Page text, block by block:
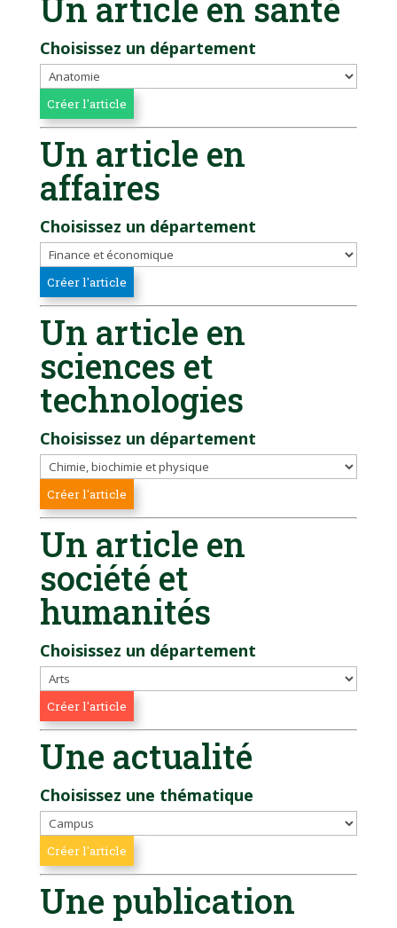
Un article en santé
Choisissez un département
Un article en
affaires
Choisissez un département
Un article en
sciences et
technologies
Choisissez un département
Un article en
société et
humanités
Choisissez un département
Une actualité
Choisissez une thématique
Une publication